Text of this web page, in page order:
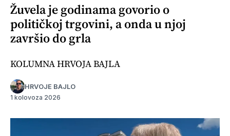
Žuvela je godinama govorio o
političkoj trgovini, a onda u njoj
završio do grla
KOLUMNA HRVOJA BAJLA
HRVOJE BAJLO
1 kolovoza 2026